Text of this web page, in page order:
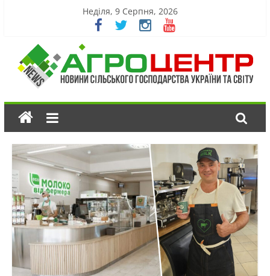
Неділя, 9 Серпня, 2026